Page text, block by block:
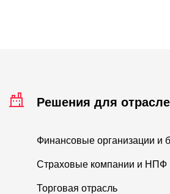
Решения для
Финансовые организации и
Страховые компании и НПФ
Торговая отрасль